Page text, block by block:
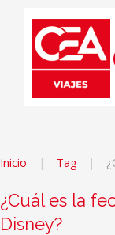
Inicio Tag
¿Cuál es la
Disney?